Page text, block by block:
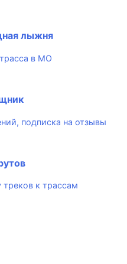
лыжня
в МО
подписка на отзывы
треков к трассам